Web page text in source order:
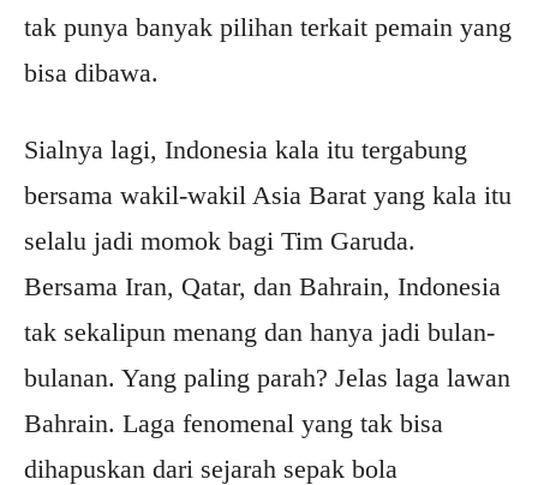
tak punya banyak pilihan terkait pemain yang
bisa dibawa.
Sialnya lagi, Indonesia kala itu tergabung
bersama wakil-wakil Asia Barat yang kala itu
selalu jadi momok bagi Tim Garuda.
Bersama Iran, Qatar, dan Bahrain, Indonesia
tak sekalipun menang dan hanya jadi bulan-
bulanan. Yang paling parah? Jelas laga lawan
Bahrain. Laga fenomenal yang tak bisa
dihapuskan dari sejarah sepak bola